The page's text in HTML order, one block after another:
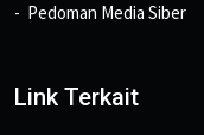
Pedoman Media Siber
Link Terkait